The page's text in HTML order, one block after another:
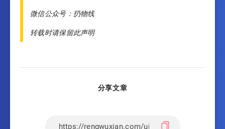
微信公众号：扔物线
转载时请保留此声明
分享文章